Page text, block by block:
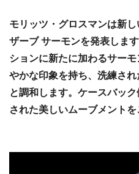
モリッツ・グロスマンは新
ザーブ サーモンを発表しま
ションに新たに加わるサー
やかな印象を持ち、洗練さ
と調和します。ケースバッ
された美しいムーブメントを